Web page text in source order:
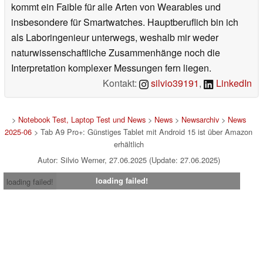
kommt ein Faible für alle Arten von Wearables und
insbesondere für Smartwatches. Hauptberuflich bin ich
als Laboringenieur unterwegs, weshalb mir weder
naturwissenschaftliche Zusammenhänge noch die
Interpretation komplexer Messungen fern liegen.
Kontakt:
silvio39191, LinkedIn
> Notebook Test, Laptop Test und News> News> Newsarchiv> News
2025-06 > Tab A9 Pro+: Günstiges Tablet mit Android 15 ist über Amazon
erhältlich
Autor: Silvio Werner, 27.06.2025 (Update: 27.06.2025)
loading failed!
loading failed!